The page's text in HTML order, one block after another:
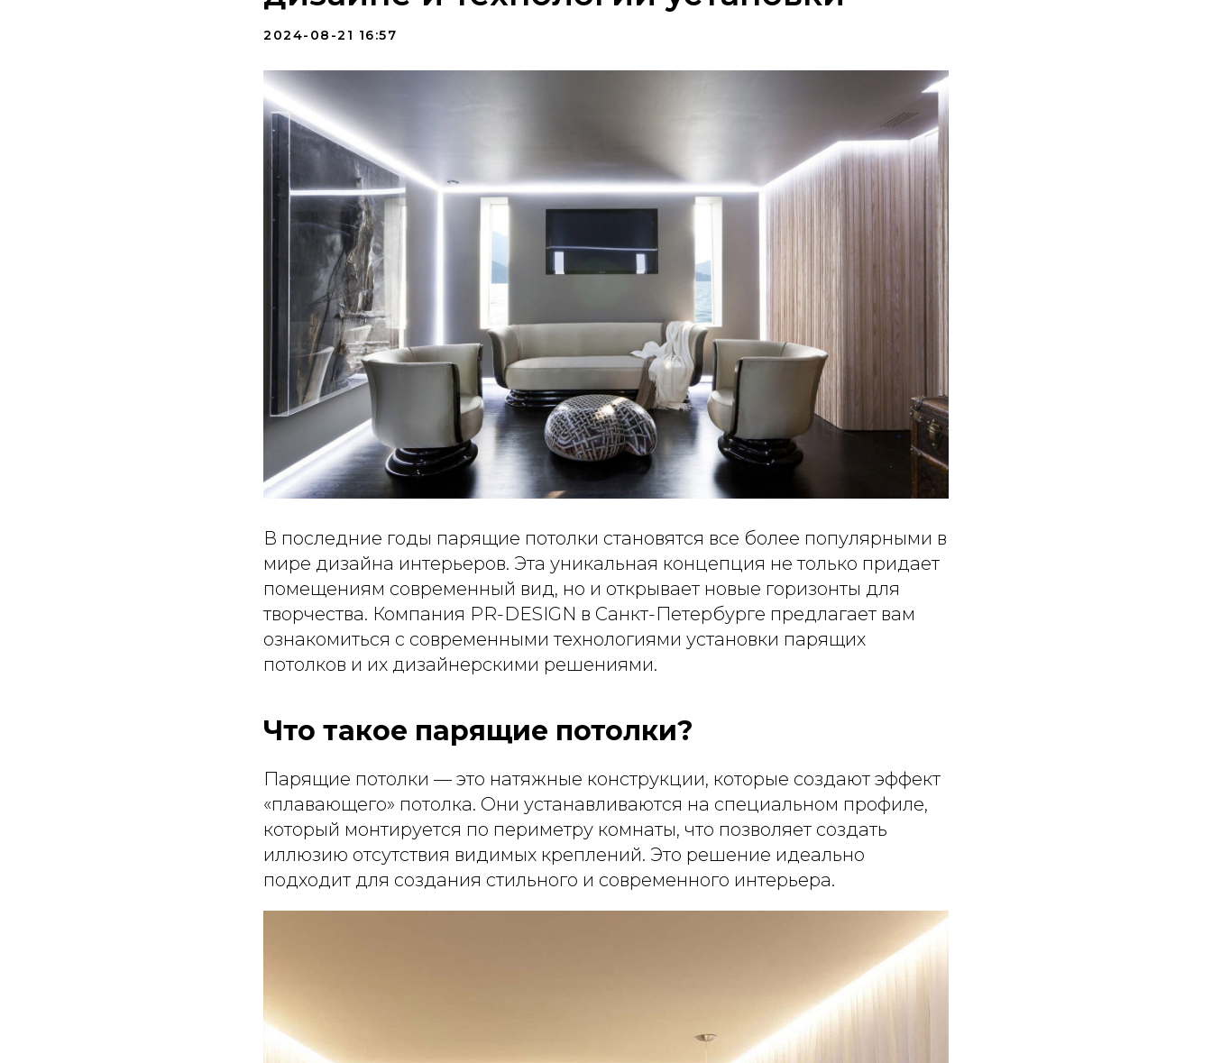
2024-08-21 16:57
В последние годы парящие потолки становятся все более популярными в
мире дизайна интерьеров. Эта уникальная концепция не только придает
помещениям современный вид, но и открывает новые горизонты для
творчества. Компания PR-DESIGN в Санкт-Петербурге предлагает вам
ознакомиться с современными технологиями установки парящих
потолков и их дизайнерскими решениями.
Что такое парящие потолки?
Парящие потолки — это натяжные конструкции, которые создают эффект
«плавающего» потолка. Они устанавливаются на специальном профиле,
который монтируется по периметру комнаты, что позволяет создать
иллюзию отсутствия видимых креплений. Это решение идеально
подходит для создания стильного и современного интерьера.